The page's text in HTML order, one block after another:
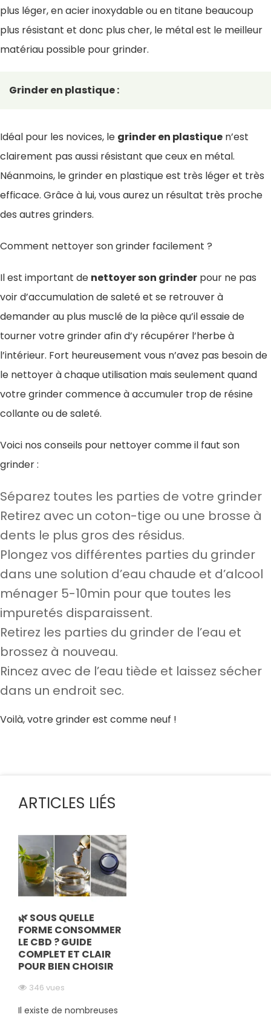
plus léger, en acier inoxydable ou en titane beaucoup
plus résistant et donc plus cher, le métal est le meilleur
matériau possible pour grinder.
Grinder en plastique :
Idéal pour les novices, le grinder en plastique n’est
clairement pas aussi résistant que ceux en métal.
Néanmoins, le grinder en plastique est très léger et très
efficace. Grâce à lui, vous aurez un résultat très proche
des autres grinders.
Comment nettoyer son grinder facilement ?
Il est important de nettoyer son grinder pour ne pas
voir d’accumulation de saleté et se retrouver à
demander au plus musclé de la pièce qu’il essaie de
tourner votre grinder afin d’y récupérer l’herbe à
l’intérieur. Fort heureusement vous n’avez pas besoin de
le nettoyer à chaque utilisation mais seulement quand
votre grinder commence à accumuler trop de résine
collante ou de saleté.
Voici nos conseils pour nettoyer comme il faut son
grinder :
Séparez toutes les parties de votre grinder
Retirez avec un coton-tige ou une brosse à
dents le plus gros des résidus.
Plongez vos différentes parties du grinder
dans une solution d’eau chaude et d’alcool
ménager 5-10min pour que toutes les
impuretés disparaissent.
Retirez les parties du grinder de l’eau et
brossez à nouveau.
Rincez avec de l’eau tiède et laissez sécher
dans un endroit sec.
Voilà, votre grinder est comme neuf !
ARTICLES LIÉS
🌿 SOUS QUELLE
FORME CONSOMMER
LE CBD ? GUIDE
COMPLET ET CLAIR
POUR BIEN CHOISIR
346 vues
Il existe de nombreuses